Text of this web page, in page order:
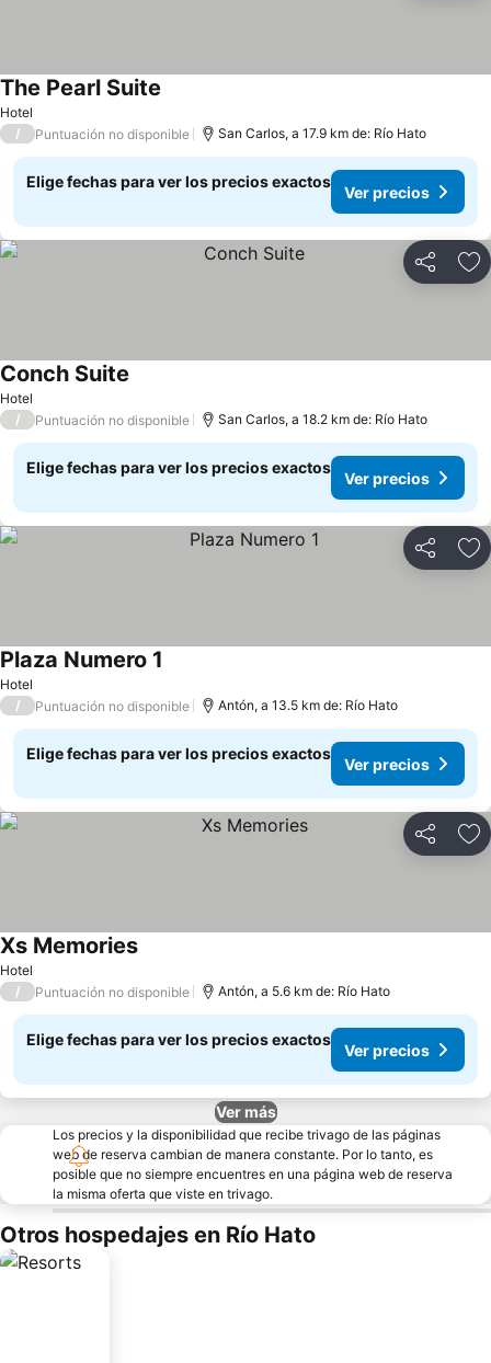
Hotel
The Pearl Suite
/ Puntuación no disponible San Carlos, a 17.9 km de: Río Hato
Elige fechas para ver los precios exactos
Ver precios
Compartir
Hotel
Conch Suite
/ Puntuación no disponible San Carlos, a 18.2 km de: Río Hato
Elige fechas para ver los precios exactos
Ver precios
Compartir
Hotel
Plaza Numero 1
/ Puntuación no disponible Antón, a 13.5 km de: Río Hato
Elige fechas para ver los precios exactos
Ver precios
Compartir
Hotel
Xs Memories
/ Puntuación no disponible Antón, a 5.6 km de: Río Hato
Elige fechas para ver los precios exactos
Ver precios
Ver más
Los precios y la disponibilidad que recibe trivago de las páginas
web de reserva cambian de manera constante. Por lo tanto, es
posible que no siempre encuentres en una página web de reserva
la misma oferta que viste en trivago.
Otros hospedajes en Río Hato